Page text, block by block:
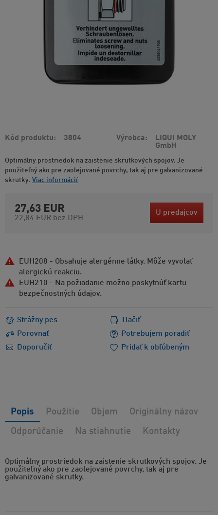
Kód produktu 3804 Výrobca
LIQUI MOLY
GmbH
Optimálny prostriedok na zaistenie skrutkových spojov. Je
použiteľný ako pre zaolejované povrchy, tak aj pre galvanizované
skrutky. Viac informácií
27,63 EUR
22,84 EUR bez DPH
U predajcov
EUH208 - Obsahuje alergénne látky. Môže vyvolať
alergickú reakciu.
EUH210 - Na požiadanie možno poskytnúť kartu
bezpečnostných údajov.
Strážny pes
Porovnať
Potrebujem poradiť
Doporučiť
Tlačiť
Pridať k obľúbeným
Optimálny prostriedok na zaistenie skrutkových spojov. Je
použiteľný ako pre zaolejované povrchy, tak aj pre
galvanizované skrutky.
Popis Použitie Objem Originálny názov
Odporúčanie Na stiahnutie Kontakty